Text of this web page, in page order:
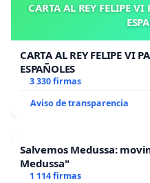
CARTA AL REY FELIPE
CARTA AL REY FELIPE VI
ESPAÑOLES
3 330 firmas
Aviso de transparencia
Salvemos Medussa:
Medussa"
1 114 firmas